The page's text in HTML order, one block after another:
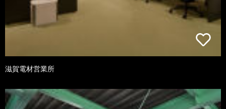
滋賀電材営業所